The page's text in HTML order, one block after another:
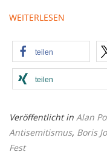
WEITERLESEN
teilen
teilen
Veröffentlicht in Alan
Antisemitismus, Boris
Fest